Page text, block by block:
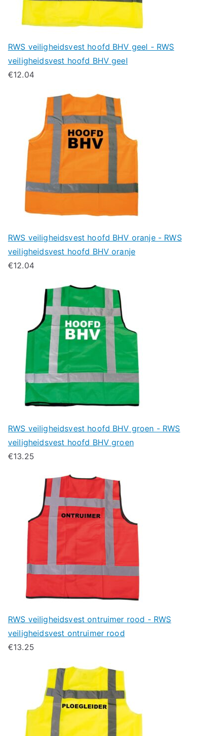
RWS veiligheidsvest hoofd BHV geel - RWS
veiligheidsvest hoofd BHV geel
€12.04
RWS veiligheidsvest hoofd BHV oranje - RWS
veiligheidsvest hoofd BHV oranje
€12.04
RWS veiligheidsvest hoofd BHV groen - RWS
veiligheidsvest hoofd BHV groen
€13.25
RWS veiligheidsvest ontruimer rood - RWS
veiligheidsvest ontruimer rood
€13.25